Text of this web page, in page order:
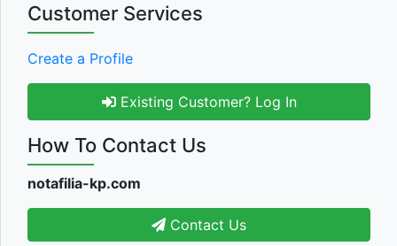
Customer Services
Create a Profile
Existing Customer? Log In
How To Contact Us
notafilia-kp.com
Contact Us